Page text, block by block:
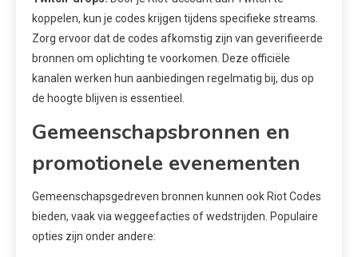
koppelen, kun je codes krijgen tijdens specifieke streams.
Zorg ervoor dat de codes afkomstig zijn van geverifieerde
bronnen om oplichting te voorkomen. Deze officiële
kanalen werken hun aanbiedingen regelmatig bij, dus op
de hoogte blijven is essentieel.
Gemeenschapsbronnen en
promotionele evenementen
Gemeenschapsgedreven bronnen kunnen ook Riot Codes
bieden, vaak via weggeefacties of wedstrijden. Populaire
opties zijn onder andere: